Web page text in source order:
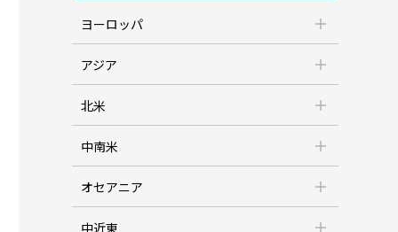
ヨーロッパ
アジア
北米
中南米
オセアニア
中近東